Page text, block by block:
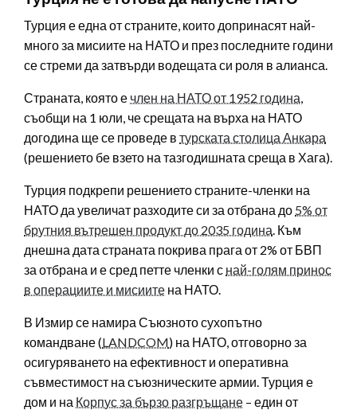
Турция е една от страните, които допринасят най-
много за мисиите на НАТО и през последните години
се стреми да затвърди водещата си роля в алианса.
Страната, която е член на НАТО от 1952 година
съобщи на 1 юли, че срещата на върха на НАТО
догодина ще се проведе в турската столица Анкара
(решението бе взето на тазгодишната среща в Хага).
Турция подкрепи решението страните-членки на
НАТО да увеличат разходите си за отбрана до 5% от
брутния вътрешен продукт до 2035 година . Към
днешна дата страната покрива прага от 2% от БВП
за отбрана и е сред петте членки с най-голям принос
в операциите и мисиите на НАТО.
В Измир се намира Съюзното сухопътно
командване (LANDCOM) на НАТО, отговорно за
осигуряването на ефективност и оперативна
съвместимост на съюзническите армии. Турция е
дом и на Корпус за бързо разгръщане – един от